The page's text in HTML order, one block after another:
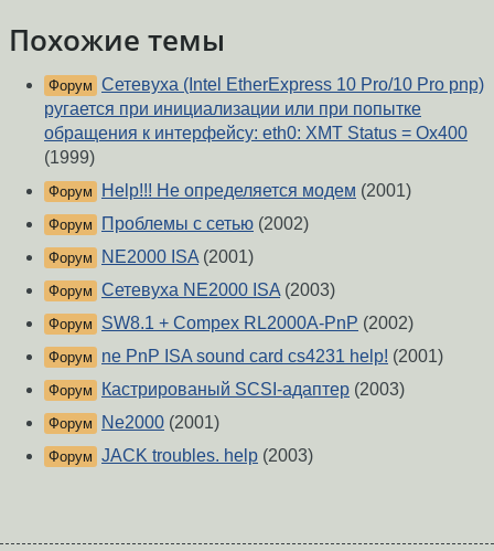
Похожие темы
Форум Сетевуха (Intel EtherExpress 10 Pro/10 Pro pnp)
ругается при инициализации или при попытке
обращения к интерфейсу: eth0: XMT Status = Ox400
(1999)
Форум Help!!! Не определяется модем (2001)
Форум Проблемы с сетью (2002)
Форум NE2000 ISA (2001)
Форум Сетевуха NE2000 ISA (2003)
Форум SW8.1 + Compex RL2000A-PnP (2002)
Форум ne PnP ISA sound card cs4231 help! (2001)
Форум Кастрированый SCSI-адаптер (2003)
Форум Ne2000 (2001)
Форум JACK troubles. help (2003)